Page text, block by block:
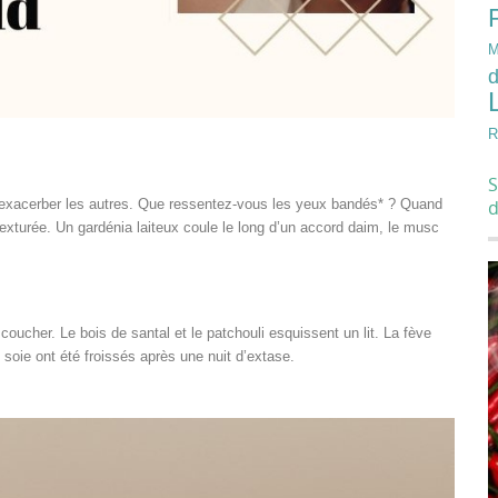
les autres. Que ressentez-vous les yeux bandés* ? Quand
Un gardénia laiteux coule le long d’un accord daim, le musc
Le bois de santal et le patchouli esquissent un lit. La fève
ont été froissés après une nuit d’extase.